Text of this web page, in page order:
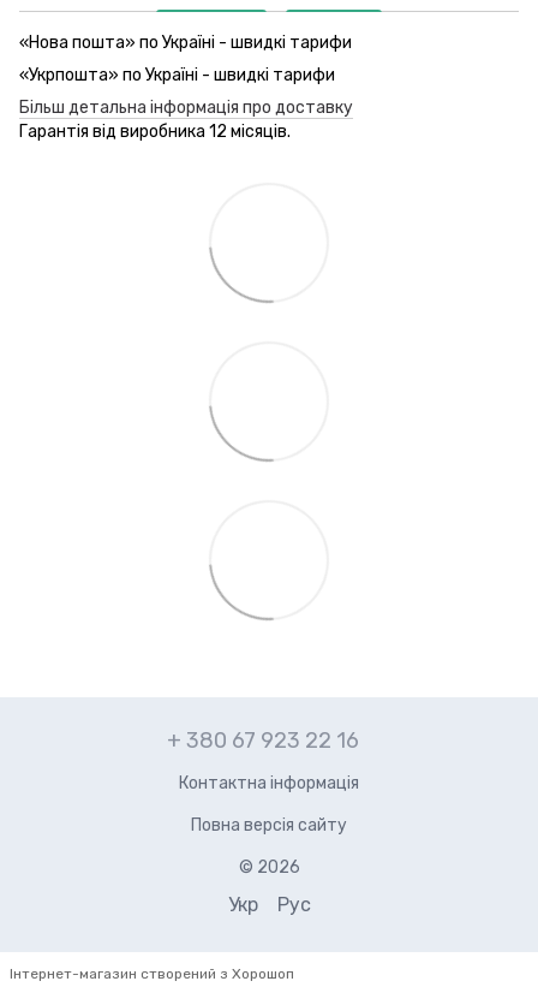
«Нова пошта» по Україні - швидкі тарифи
«Укрпошта» по Україні - швидкі тарифи
Більш детальна інформація про доставку
Гарантія від виробника 12 місяців.
+ 380 67 923 22 16
Контактна інформація
Повна версія сайту
© 2026
Укр Рус
Інтернет-магазин створений з Хорошоп